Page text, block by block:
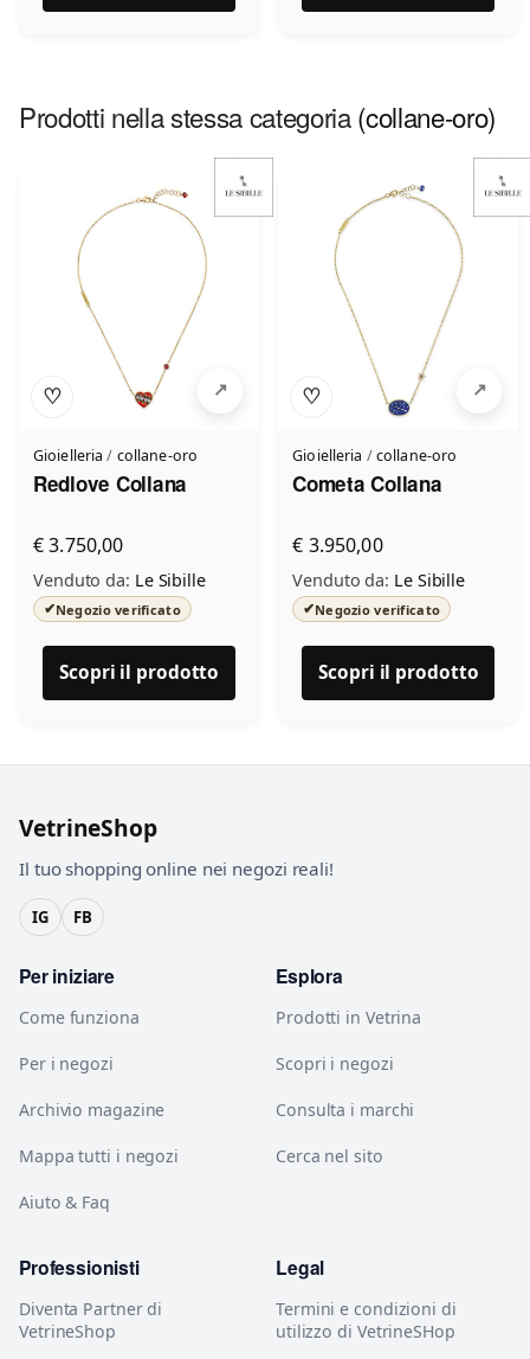
Prodotti nella stessa categoria(collane-oro)
♡
Gioielleria / collane-oro
Redlove Collana
€ 3.750,00
Venduto da: Le Sibille
✔Negozio verificato
Scopri il prodotto
♡
Gioielleria /collane-oro
Cometa Collana
€ 3.950,00
Venduto da: Le Sibille
✔Negozio verificato
Scopri il prodotto
VetrineShop
Il tuo shopping online nei negozi reali!
IG FB
Per iniziare
Come funziona
Per i negozi
Archivio magazine
Mappa tutti i negozi
Aiuto & Faq
Esplora
Prodotti in Vetrina
Scopri i negozi
Consulta i marchi
Cerca nel sito
Professionisti
Diventa Partner di
VetrineShop
Legal
Termini e condizioni di
utilizzo di VetrineSHop